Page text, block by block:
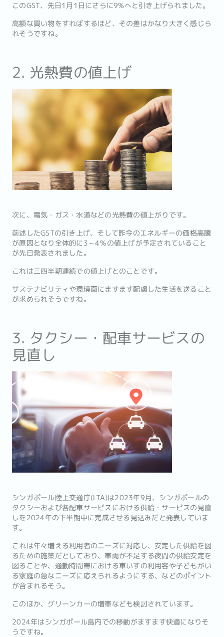
このGST、先日1月1日にさらに9%へと引き上げられました。
高額な買い物をすればするほど、その差はかなり大きく感じら
れそうですね。
2. 光熱費の値上げ
次に、電気・ガス・水道などの光熱費の値上がりです。
前述したGSTの引き上げ、そして昨今のエネルギーの価格高騰
が原因となり全体的に3～4％の値上げが予定されていること
が先日発表されました。
これは三四半期連続での値上げとのことです。
サステナビリティや環境面にますます配慮した生活を送ること
が求められそうですね。
3. タクシー・配車サービスの
見直し
シンガポール陸上交通庁(LTA)は2023年9月、シンガポールの
タクシーおよび各配車サービスにおける供給・サービスの見直
しを2024年の下半期中に完成させる見込みだと発表していま
す。
これは年々増える利用者のニーズに対応し、安定した供給を図
るための施策だとしており、車両が不足する夜間の供給安定を
図ることや、通勤時間帯における車いすの利用客や子どもがい
る家庭の急なニーズに応えられるようにする、などのポイント
が含まれるそう。
このほか、グリーンカーの増車なども検討されています。
2024年はシンガポール島内での移動がますます快適になりそ
うですね。